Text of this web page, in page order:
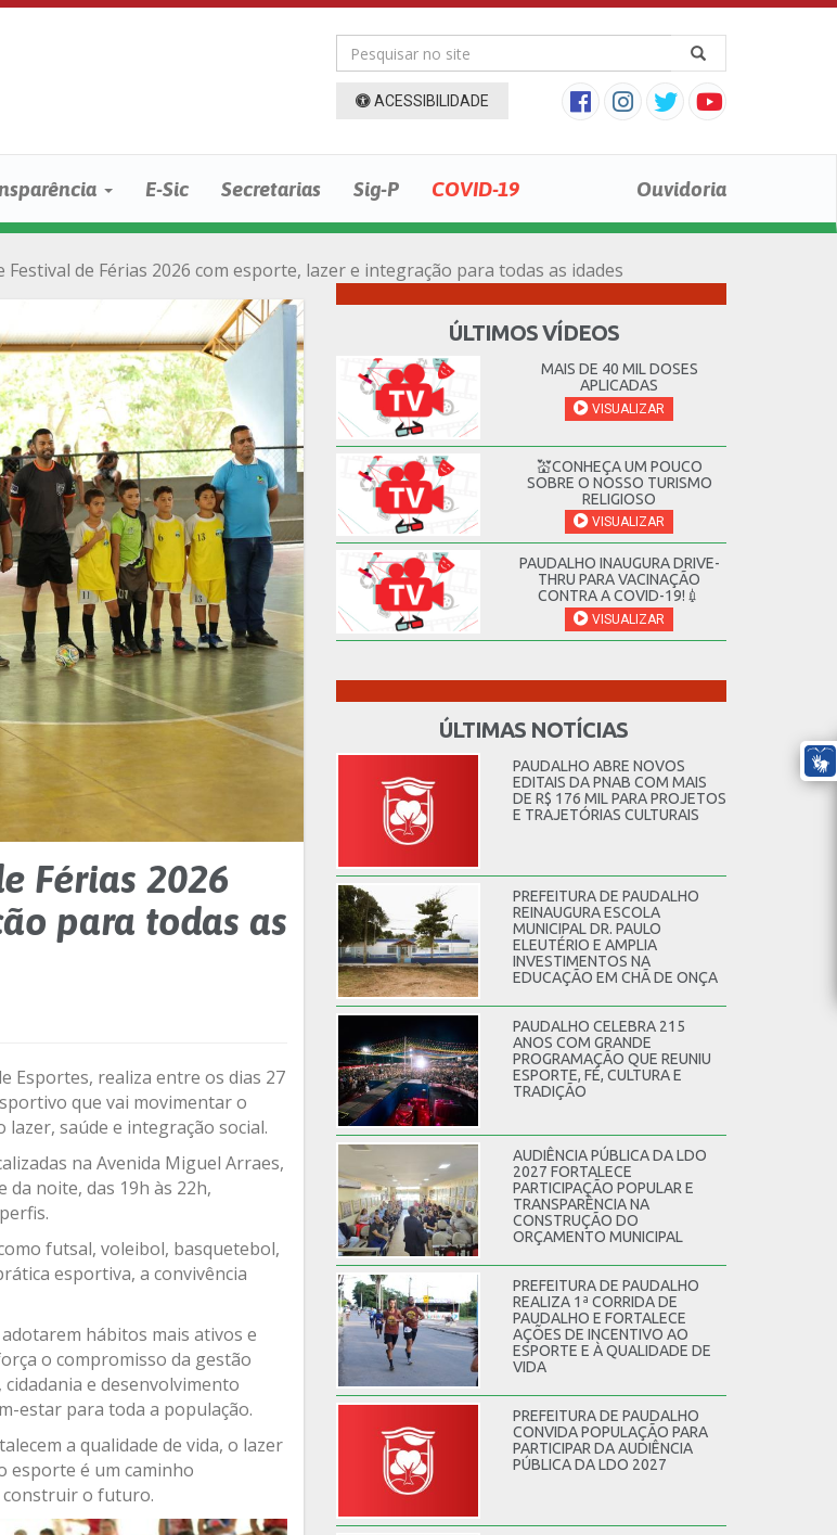
ACESSIBILIDADE
E-Sic Secretarias Sig-P COVID-19 Ouvidoria
de Férias 2026 com esporte, lazer e integração para todas as idades
Férias 2026
para todas as
Esportes, realiza entre os dias 27
que vai movimentar o
saúde e integração social.
na Avenida Miguel Arraes,
noite, das 19h às 22h,
futsal, voleibol, basquetebol,
esportiva, a convivência
hábitos mais ativos e
o compromisso da gestão
e desenvolvimento
estar para toda a população.
a qualidade de vida, o lazer
esporte é um caminho
construir o futuro.
ÚLTIMOS VÍDEOS
MAIS DE 40 MIL DOSES
APLICADAS
VISUALIZAR
💒CONHEÇA UM POUCO
SOBRE O NOSSO TURISMO
RELIGIOSO
VISUALIZAR
PAUDALHO INAUGURA DRIVE-
THRU PARA VACINAÇÃO
CONTRA A COVID-19!💉
VISUALIZAR
ÚLTIMAS NOTÍCIAS
PAUDALHO ABRE NOVOS
EDITAIS DA PNAB COM MAIS
DE R$ 176 MIL PARA PROJETOS
E TRAJETÓRIAS CULTURAIS
PREFEITURA DE PAUDALHO
REINAUGURA ESCOLA
MUNICIPAL DR. PAULO
ELEUTÉRIO E AMPLIA
INVESTIMENTOS NA
EDUCAÇÃO EM CHÃ DE ONÇA
PAUDALHO CELEBRA 215
ANOS COM GRANDE
PROGRAMAÇÃO QUE REUNIU
ESPORTE, FÉ, CULTURA E
TRADIÇÃO
AUDIÊNCIA PÚBLICA DA LDO
2027 FORTALECE
PARTICIPAÇÃO POPULAR E
TRANSPARÊNCIA NA
CONSTRUÇÃO DO
ORÇAMENTO MUNICIPAL
PREFEITURA DE PAUDALHO
REALIZA 1ª CORRIDA DE
PAUDALHO E FORTALECE
AÇÕES DE INCENTIVO AO
ESPORTE E À QUALIDADE DE
VIDA
PREFEITURA DE PAUDALHO
CONVIDA POPULAÇÃO PARA
PARTICIPAR DA AUDIÊNCIA
PÚBLICA DA LDO 2027